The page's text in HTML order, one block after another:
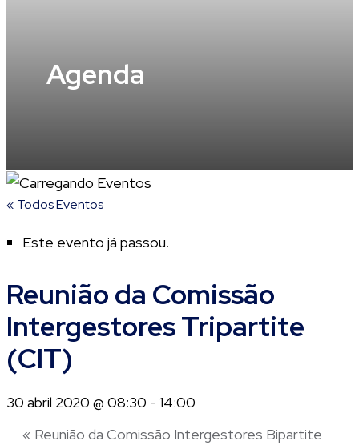
Agenda
« Todos Eventos
Este evento já passou.
Reunião da Comissão
Intergestores Tripartite
(CIT)
30 abril 2020 @ 08:30 - 14:00
« Reunião da Comissão Intergestores Bipartite